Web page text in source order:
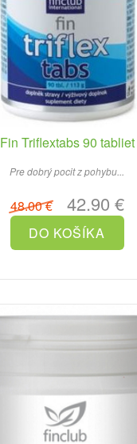
Fin Triflextabs 90 tabliet
Pre dobrý pocit z pohybu...
48.00 €42.90 €